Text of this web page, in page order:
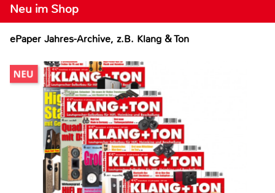
Neu im Shop
ePaper Jahres-Archive, z.B. Klang & Ton